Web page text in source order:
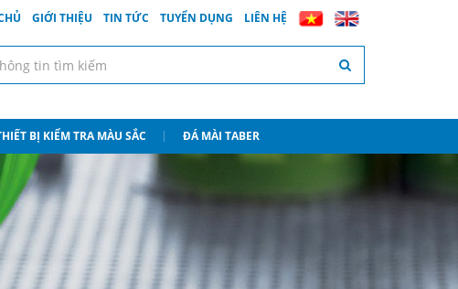
GIỚI THIỆU TIN TỨC TUYỂN DỤNG LIÊN HỆ
BỊ KIỂM TRA MÀU SẮC ĐÁ MÀI TABER